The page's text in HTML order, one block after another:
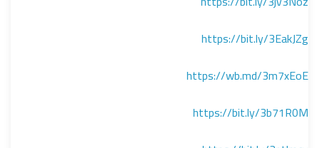
https://bit.ly/3EakJZg
https://wb.md/3m7xEoE
https://bit.ly/3b71R0M